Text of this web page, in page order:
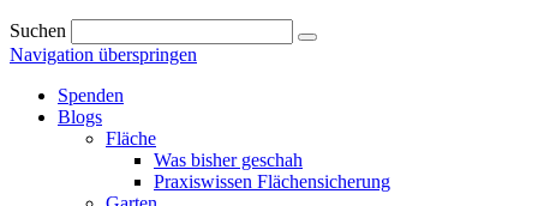
Suchen
Navigation überspringen
Spenden
Blogs
Fläche
Was bisher geschah
Praxiswissen Flächensicherung